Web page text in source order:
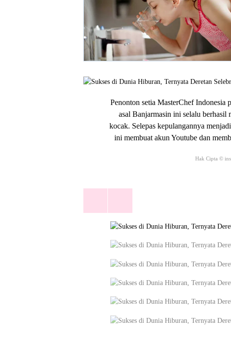
Penonton setia MasterChef Indonesia
asal Banjarmasin ini selalu berhasil
kocak. Selepas kepulangannya
ini membuat akun Youtube dan
Hak Cipta ©